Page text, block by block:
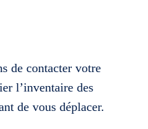
de contacter votre
l’inventaire des
de vous déplacer.